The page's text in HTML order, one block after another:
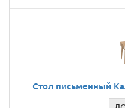
Стол письменный